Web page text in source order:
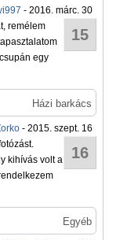
- 2016. márc. 30
15
remélem
egy
Házi barkács
- 2015. szept. 16
16
kihívás volt a
Egyéb